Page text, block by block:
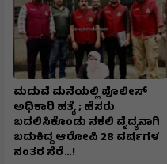
ಮದುವೆ ಮನೆಯಲ್ಲಿ ಪೊಲೀಸ್
ಅಧಿಕಾರಿ ಹತ್ಯೆ ; ಹೆಸರು
ಬದಲಿಸಿಕೊಂಡು ನಕಲಿ ವೈದ್ಯನಾಗಿ
ಬದುಕಿದ್ದ ಆರೋಪಿ 28 ವರ್ಷಗಳ
ನಂತರ ಸೆರೆ…!